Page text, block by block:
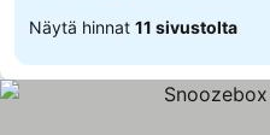
Näytä hinnat 11 sivustolta